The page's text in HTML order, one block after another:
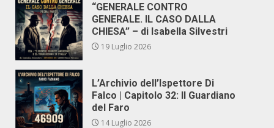
“GENERALE CONTRO
GENERALE. IL CASO DALLA
CHIESA” – di Isabella Silvestri
19 Luglio 2026
L’Archivio dell’Ispettore Di
Falco | Capitolo 32: Il Guardiano
del Faro
14 Luglio 2026